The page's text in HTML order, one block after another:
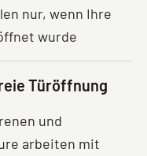
nur, wenn Ihre
wurde
Türöffnung
und
arbeiten mit